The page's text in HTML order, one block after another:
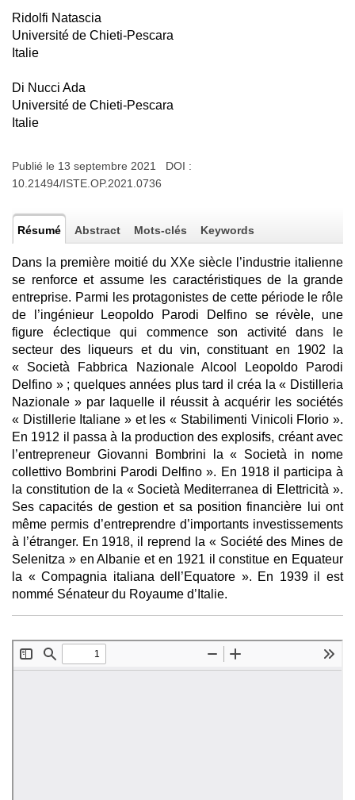
Ridolfi Natascia
Université de Chieti-Pescara
Italie
Di Nucci Ada
Université de Chieti-Pescara
Italie
Publié le 13 septembre 2021 DOI :
10.21494/ISTE.OP.2021.0736
Résumé Abstract Mots-clés Keywords
Dans la première moitié du XXe siècle l’industrie italienne
se renforce et assume les caractéristiques de la grande
entreprise. Parmi les protagonistes de cette période le rôle
de l’ingénieur Leopoldo Parodi Delfino se révèle, une
figure éclectique qui commence son activité dans le
secteur des liqueurs et du vin, constituant en 1902 la
« Società Fabbrica Nazionale Alcool Leopoldo Parodi
Delfino » ; quelques années plus tard il créa la « Distilleria
Nazionale » par laquelle il réussit à acquérir les sociétés
« Distillerie Italiane » et les « Stabilimenti Vinicoli Florio ».
En 1912 il passa à la production des explosifs, créant avec
l’entrepreneur Giovanni Bombrini la « Società in nome
collettivo Bombrini Parodi Delfino ». En 1918 il participa à
la constitution de la « Società Mediterranea di Elettricità ».
Ses capacités de gestion et sa position financière lui ont
même permis d’entreprendre d’importants investissements
à l’étranger. En 1918, il reprend la « Société des Mines de
Selenitza » en Albanie et en 1921 il constitue en Equateur
la « Compagnia italiana dell’Equatore ». En 1939 il est
nommé Sénateur du Royaume d’Italie.